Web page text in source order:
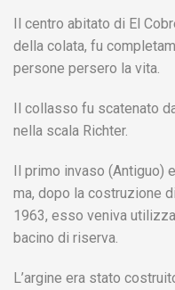
Il centro abitato di El
della colata, fu
persone persero la vita.
Il collasso fu scatenato
nella scala Richter.
Il primo invaso (Antiguo)
ma, dopo la costruzione
1963, esso veniva
bacino di riserva.
L’argine era stato